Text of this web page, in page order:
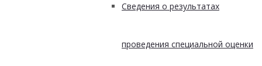
Сведения о результатах
проведения специальной оценки